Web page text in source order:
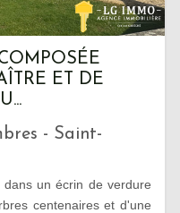
ET DE
- Saint-
un écrin de verdure
centenaires et d'une